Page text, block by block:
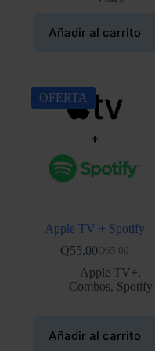
Añadir al carrito
OFERTA
Apple TV + Spotify
Q65.00
El
precio
original
Q55.00El
precio
actual
Apple TV+,
Combos, Spotify
Añadir al carrito